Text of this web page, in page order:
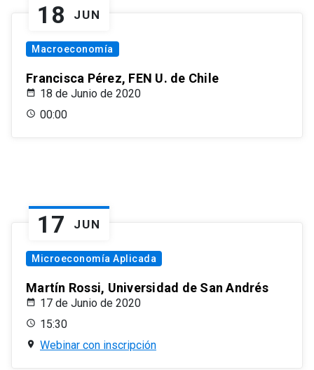
18 JUN
Macroeconomía
Francisca Pérez, FEN U. de Chile
18 de Junio de 2020
00:00
17 JUN
Microeconomía Aplicada
Martín Rossi, Universidad de San Andrés
17 de Junio de 2020
15:30
Webinar con inscripción